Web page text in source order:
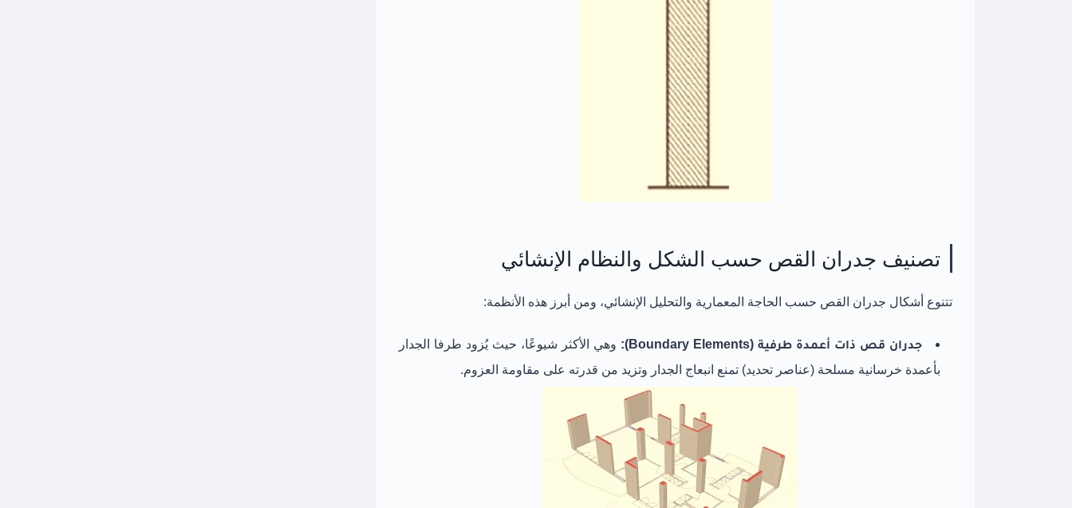
تصنيف جدران القص حسب الشكل والنظام الإنشائي
تتنوع أشكال جدران القص حسب الحاجة المعمارية والتحليل الإنشائي، ومن أبرز هذه الأنظمة:
جدران قص ذات أعمدة طرفية (Boundary Elements):
وهي الأكثر شيوعًا، حيث يُزود طرفا الجدار
بأعمدة خرسانية مسلحة (عناصر تحديد) تمنع انبعاج الجدار وتزيد من قدرته على مقاومة العزوم.